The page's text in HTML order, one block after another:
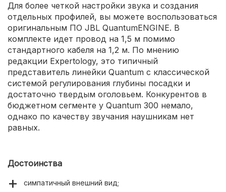
Для более четкой настройки звука и создания
отдельных профилей, вы можете воспользоваться
оригинальным ПО JBL QuantumENGINE. В
комплекте идет провод на 1,5 м помимо
стандартного кабеля на 1,2 м. По мнению
редакции Expertology, это типичный
представитель линейки Quantum с классической
системой регулирования глубины посадки и
достаточно твердым оголовьем. Конкурентов в
бюджетном сегменте у Quantum 300 немало,
однако по качеству звучания наушникам нет
равных.
Достоинства
симпатичный внешний вид;